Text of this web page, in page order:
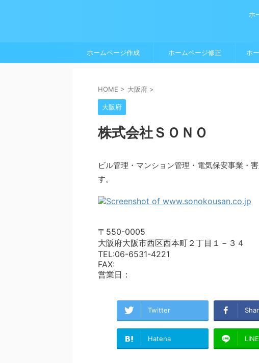
ホ
ホームページ作成 ホームページ修正 ホ
HOME > 大阪府 >
大阪府
株式会社ＳＯＮＯ
ビル管理・マンション管理・電気保安事業・
す。
〒550-0005
大阪府大阪市西区西本町２丁目１－３４
TEL:06-6531-4221
FAX:
営業日：
Twitter
Hatena LINE